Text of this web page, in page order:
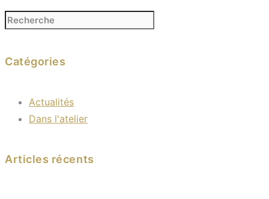
Catégories
Actualités
Dans l'atelier
Articles récents